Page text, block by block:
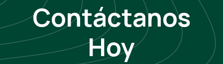
Contáctanos
Hoy